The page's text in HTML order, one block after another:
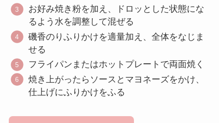
お好み焼き粉を加え、ドロッとした状態にな
るよう水を調整して混ぜる
磯香のりふりかけを適量加え、全体をなじま
せる
フライパンまたはホットプレートで両面焼く
焼き上がったらソースとマヨネーズをかけ、
仕上げにふりかけをふる